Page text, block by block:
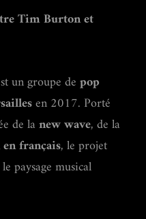
Tim Burton et
un groupe depop
en 2017. Porté
de lanew wave, de la
français, le projet
paysage musical